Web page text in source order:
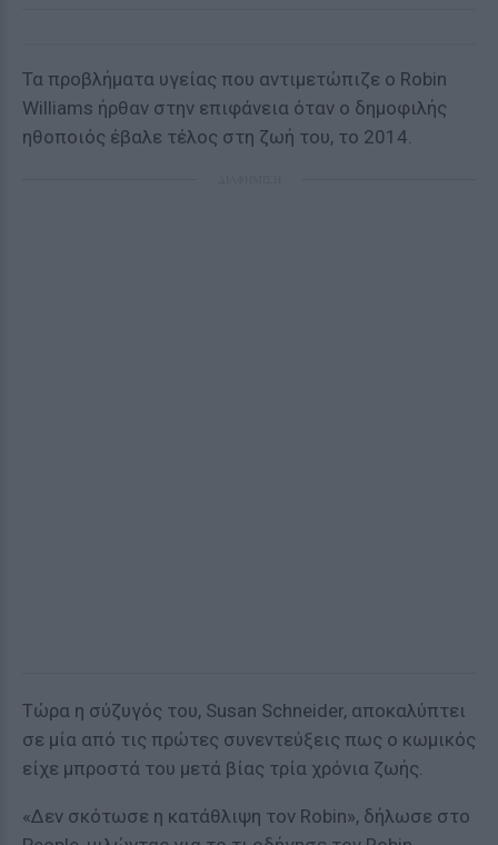
Τα προβλήματα υγείας που αντιμετώπιζε ο Robin
Williams ήρθαν στην επιφάνεια όταν ο δημοφιλής
ηθοποιός έβαλε τέλος στη ζωή του, το 2014.
Τώρα η σύζυγός του, Susan Schneider, αποκαλύπτει
σε μία από τις πρώτες συνεντεύξεις πως ο κωμικός
είχε μπροστά του μετά βίας τρία χρόνια ζωής.
«Δεν σκότωσε η κατάθλιψη τον Robin», δήλωσε στο